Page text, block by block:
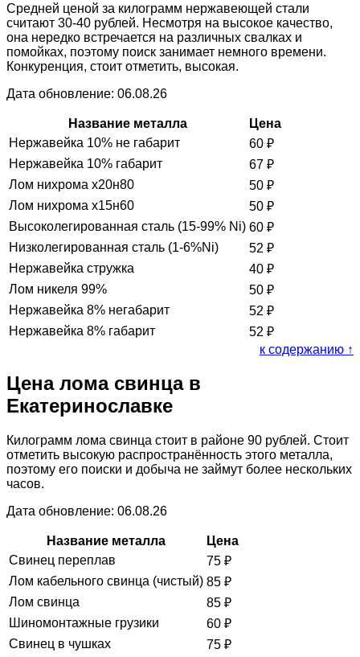
Средней ценой за килограмм нержавеющей стали
считают 30-40 рублей. Несмотря на высокое качество,
она нередко встречается на различных свалках и
помойках, поэтому поиск занимает немного времени.
Конкуренция, стоит отметить, высокая.
Дата обновление: 06.08.26
Название металла
Цена
Нержавейка 10% не габарит
60 ₽
Нержавейка 10% габарит
67 ₽
Лом нихрома х20н80
50 ₽
Лом нихрома х15н60
50 ₽
Высоколегированная сталь (15-99% Ni) 60 ₽
Низколегированная сталь (1-6%Ni)
52 ₽
Нержавейка стружка
40 ₽
Лом никеля 99%
50 ₽
Нержавейка 8% негабарит
52 ₽
Нержавейка 8% габарит
52 ₽
к содержанию ↑
Цена лома свинца в
Екатеринославке
Килограмм лома свинца стоит в районе 90 рублей. Стоит
отметить высокую распространённость этого металла,
поэтому его поиски и добыча не займут более нескольких
часов.
Дата обновление: 06.08.26
Название металла
Цена
Свинец переплав
75 ₽
Лом кабельного свинца (чистый) 85 ₽
Лом свинца
85 ₽
Шиномонтажные грузики
60 ₽
Свинец в чушках
75 ₽